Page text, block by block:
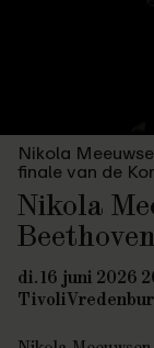
Nikola
finale van de
Nikola
Beethoven
di. 16 juni 2026